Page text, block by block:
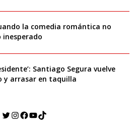
la comedia romántica no
Santiago Segura vuelve
y arrasar en taquilla
Twitter
Instagram
Facebook
YouTube
TikTok